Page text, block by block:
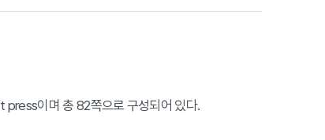
press이며 총 82쪽으로 구성되어 있다.